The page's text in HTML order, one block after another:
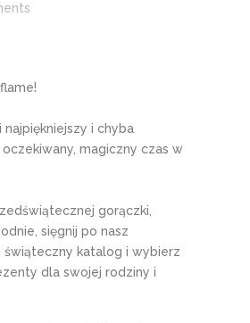
najpiękniejszy i chyba
magiczny czas w
gorączki,
sięgnij po nasz
świąteczny katalog i wybierz
dla swojej rodziny i